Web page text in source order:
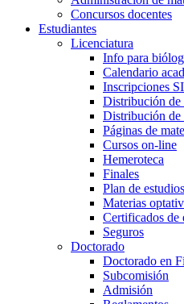
Concursos docentes
Estudiantes
Licenciatura
Info para
Calendario
Inscripciones
Distribución de
Distribución de
Páginas de
Cursos on-line
Hemeroteca
Finales
Plan de estudios
Materias
Certificados de
Seguros
Doctorado
Doctorado en
Subcomisión
Admisión